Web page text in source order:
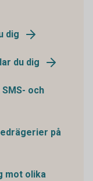
dig
du dig
och
på
mot olika